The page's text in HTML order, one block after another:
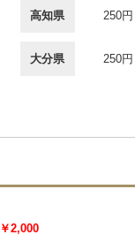
高知県 250円
大分県 250円
￥2,000